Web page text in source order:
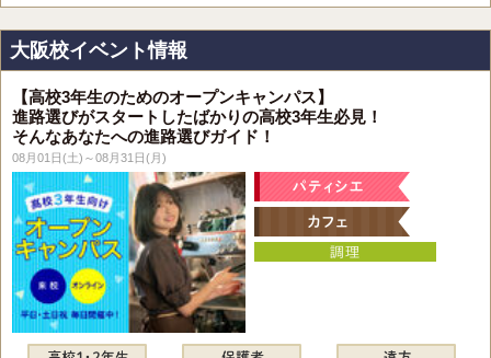
大阪校イベント情報
【高校3年生のためのオープンキャンパス】
進路選びがスタートしたばかりの高校3年生必見！
そんなあなたへの進路選びガイド！
08月01日(土)～08月31日(月)